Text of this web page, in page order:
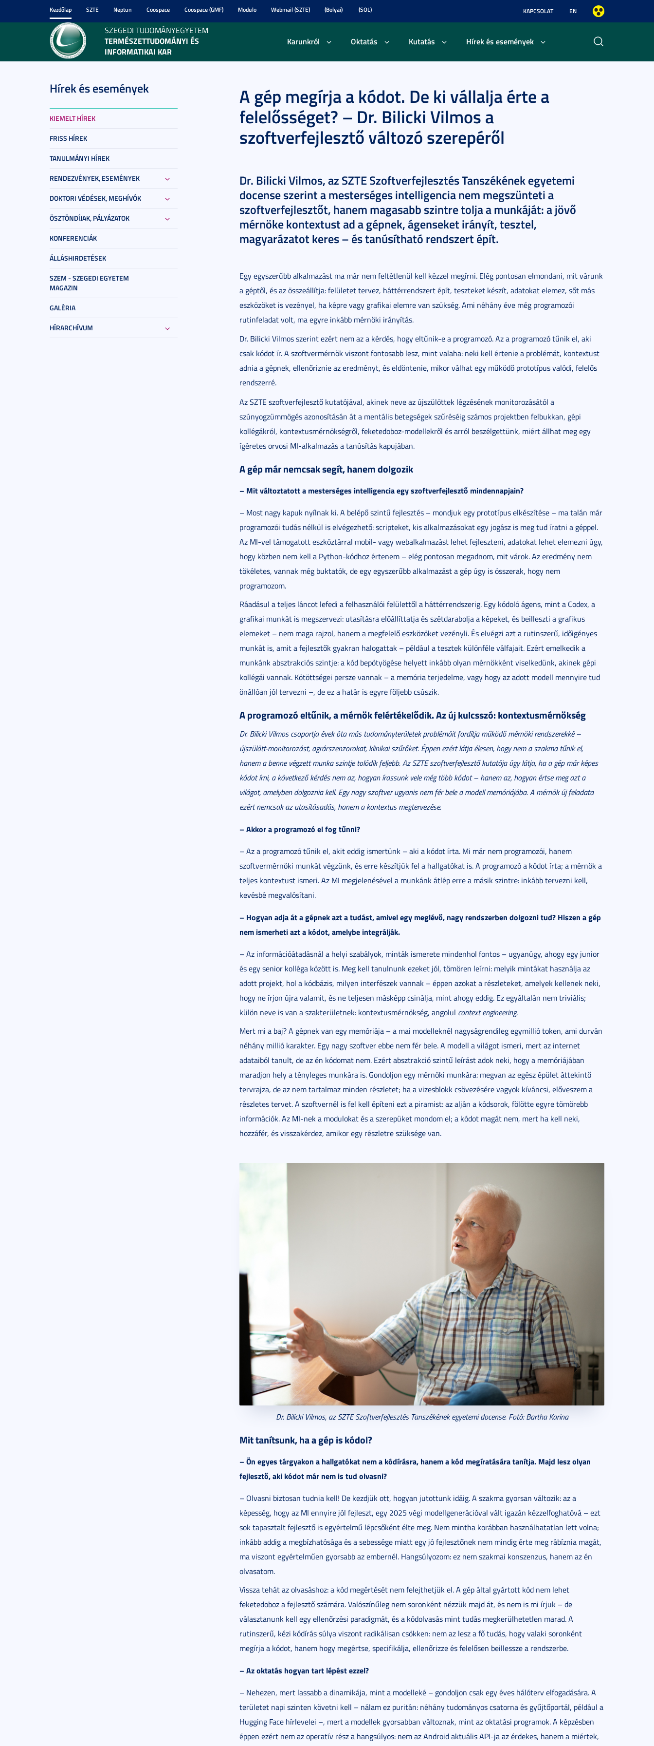
Kezdőlap SZTE Neptun Coospace Coospace (GMF) Modulo Webmail (SZTE) (Bolyai) (SOL) KAPCSOLAT EN
SZEGEDI TUDOMÁNYEGYETEM
TERMÉSZETTUDOMÁNYI ÉS
INFORMATIKAI KAR
Karunkról Oktatás Kutatás Hírek és események
Hírek és események
KIEMELT HÍREK
FRISS HÍREK
TANULMÁNYI HÍREK
RENDEZVÉNYEK, ESEMÉNYEK
DOKTORI VÉDÉSEK, MEGHÍVÓK
ÖSZTÖNDÍJAK, PÁLYÁZATOK
KONFERENCIÁK
ÁLLÁSHIRDETÉSEK
SZEM - SZEGEDI EGYETEM
MAGAZIN
GALÉRIA
HÍRARCHÍVUM
A gép megírja a kódot. De ki vállalja érte a
felelősséget? – Dr. Bilicki Vilmos a
szoftverfejlesztő változó szerepéről
Dr. Bilicki Vilmos, az SZTE Szoftverfejlesztés Tanszékének egyetemi
docense szerint a mesterséges intelligencia nem megszünteti a
szoftverfejlesztőt, hanem magasabb szintre tolja a munkáját: a jövő
mérnöke kontextust ad a gépnek, ágenseket irányít, tesztel,
magyarázatot keres – és tanúsítható rendszert épít.
Egy egyszerűbb alkalmazást ma már nem feltétlenül kell kézzel megírni. Elég pontosan elmondani, mit várunk
a géptől, és az összeállítja: felületet tervez, háttérrendszert épít, teszteket készít, adatokat elemez, sőt más
eszközöket is vezényel, ha képre vagy grafikai elemre van szükség. Ami néhány éve még programozói
rutinfeladat volt, ma egyre inkább mérnöki irányítás.
Dr. Bilicki Vilmos szerint ezért nem az a kérdés, hogy eltűnik-e a programozó. Az a programozó tűnik el, aki
csak kódot ír. A szoftvermérnök viszont fontosabb lesz, mint valaha: neki kell értenie a problémát, kontextust
adnia a gépnek, ellenőriznie az eredményt, és eldöntenie, mikor válhat egy működő prototípus valódi, felelős
rendszerré.
Az SZTE szoftverfejlesztő kutatójával, akinek neve az újszülöttek légzésének monitorozásától a
szúnyogzümmögés azonosításán át a mentális betegségek szűréséig számos projektben felbukkan, gépi
kollégákról, kontextusmérnökségről, feketedoboz-modellekről és arról beszélgettünk, miért állhat meg egy
ígéretes orvosi MI-alkalmazás a tanúsítás kapujában.
A gép már nemcsak segít, hanem dolgozik
– Mit változtatott a mesterséges intelligencia egy szoftverfejlesztő mindennapjain?
– Most nagy kapuk nyílnak ki. A belépő szintű fejlesztés – mondjuk egy prototípus elkészítése – ma talán már
programozói tudás nélkül is elvégezhető: scripteket, kis alkalmazásokat egy jogász is meg tud íratni a géppel.
Az MI-vel támogatott eszköztárral mobil- vagy webalkalmazást lehet fejleszteni, adatokat lehet elemezni úgy,
hogy közben nem kell a Python-kódhoz értenem – elég pontosan megadnom, mit várok. Az eredmény nem
tökéletes, vannak még buktatók, de egy egyszerűbb alkalmazást a gép úgy is összerak, hogy nem
programozom.
Ráadásul a teljes láncot lefedi a felhasználói felülettől a háttérrendszerig. Egy kódoló ágens, mint a Codex, a
grafikai munkát is megszervezi: utasításra előállíttatja és szétdarabolja a képeket, és beilleszti a grafikus
elemeket – nem maga rajzol, hanem a megfelelő eszközöket vezényli. És elvégzi azt a rutinszerű, időigényes
munkát is, amit a fejlesztők gyakran halogattak – például a tesztek különféle válfajait. Ezért emelkedik a
munkánk absztrakciós szintje: a kód bepötyögése helyett inkább olyan mérnökként viselkedünk, akinek gépi
kollégái vannak. Kötöttségei persze vannak – a memória terjedelme, vagy hogy az adott modell mennyire tud
önállóan jól tervezni –, de ez a határ is egyre följebb csúszik.
A programozó eltűnik, a mérnök felértékelődik. Az új kulcsszó: kontextusmérnökség
Dr. Bilicki Vilmos csoportja évek óta más tudományterületek problémáit fordítja működő mérnöki rendszerekké –
újszülött-monitorozást, agrárszenzorokat, klinikai szűrőket. Éppen ezért látja élesen, hogy nem a szakma tűnik el,
hanem a benne végzett munka szintje tolódik feljebb.Az SZTE szoftverfejlesztő kutatója úgy látja, ha a gép már képes
kódot írni, a következő kérdés nem az, hogyan írassunk vele még több kódot – hanem az, hogyan értse meg azt a
világot, amelyben dolgoznia kell. Egy nagy szoftver ugyanis nem fér bele a modell memóriájába. A mérnök új feladata
ezért nemcsak az utasításadás, hanem a kontextus megtervezése.
– Akkor a programozó el fog tűnni?
– Az a programozó tűnik el, akit eddig ismertünk – aki a kódot írta. Mi már nem programozói, hanem
szoftvermérnöki munkát végzünk, és erre készítjük fel a hallgatókat is. A programozó a kódot írta; a mérnök a
teljes kontextust ismeri. Az MI megjelenésével a munkánk átlép erre a másik szintre: inkább tervezni kell,
kevésbé megvalósítani.
– Hogyan adja át a gépnek azt a tudást, amivel egy meglévő, nagy rendszerben dolgozni tud? Hiszen a gép
nem ismerheti azt a kódot, amelybe integrálják.
– Az információátadásnál a helyi szabályok, minták ismerete mindenhol fontos – ugyanúgy, ahogy egy junior
és egy senior kolléga között is. Meg kell tanulnunk ezeket jól, tömören leírni: melyik mintákat használja az
adott projekt, hol a kódbázis, milyen interfészek vannak – éppen azokat a részleteket, amelyek kellenek neki,
hogy ne írjon újra valamit, és ne teljesen másképp csinálja, mint ahogy eddig. Ez egyáltalán nem triviális;
külön neve is van a szakterületnek: kontextusmérnökség, angolul context engineering.
Mert mi a baj? A gépnek van egy memóriája – a mai modelleknél nagyságrendileg egymillió token, ami durván
néhány millió karakter. Egy nagy szoftver ebbe nem fér bele. A modell a világot ismeri, mert az internet
adataiból tanult, de az én kódomat nem. Ezért absztrakció szintű leírást adok neki, hogy a memóriájában
maradjon hely a tényleges munkára is. Gondoljon egy mérnöki munkára: megvan az egész épület áttekintő
tervrajza, de az nem tartalmaz minden részletet; ha a vizesblokk csövezésére vagyok kíváncsi, előveszem a
részletes tervet. A szoftvernél is fel kell építeni ezt a piramist: az alján a kódsorok, fölötte egyre tömörebb
információk. Az MI-nek a modulokat és a szerepüket mondom el; a kódot magát nem, mert ha kell neki,
hozzáfér, és visszakérdez, amikor egy részletre szüksége van.
Dr. Bilicki Vilmos, az SZTE Szoftverfejlesztés Tanszékének egyetemi docense. Fotó: Bartha Karina
Mit tanítsunk, ha a gép is kódol?
– Ön egyes tárgyakon a hallgatókat nem a kódírásra, hanem a kód megíratására tanítja. Majd lesz olyan
fejlesztő, aki kódot már nem is tud olvasni?
– Olvasni biztosan tudnia kell! De kezdjük ott, hogyan jutottunk idáig. A szakma gyorsan változik: az a
képesség, hogy az MI ennyire jól fejleszt, egy 2025 végi modellgenerációval vált igazán kézzelfoghatóvá – ezt
sok tapasztalt fejlesztő is egyértelmű lépcsőként élte meg. Nem mintha korábban használhatatlan lett volna;
inkább addig a megbízhatósága és a sebessége miatt egy jó fejlesztőnek nem mindig érte meg rábíznia magát,
ma viszont egyértelműen gyorsabb az embernél. Hangsúlyozom: ez nem szakmai konszenzus, hanem az én
olvasatom.
Vissza tehát az olvasáshoz: a kód megértését nem felejthetjük el. A gép által gyártott kód nem lehet
feketedoboz a fejlesztő számára. Valószínűleg nem soronként nézzük majd át, és nem is mi írjuk – de
választanunk kell egy ellenőrzési paradigmát, és a kódolvasás mint tudás megkerülhetetlen marad. A
rutinszerű, kézi kódírás súlya viszont radikálisan csökken: nem az lesz a fő tudás, hogy valaki soronként
megírja a kódot, hanem hogy megértse, specifikálja, ellenőrizze és felelősen beillessze a rendszerbe.
– Az oktatás hogyan tart lépést ezzel?
– Nehezen, mert lassabb a dinamikája, mint a modelleké – gondoljon csak egy éves hálóterv elfogadására. A
területet napi szinten követni kell – nálam ez puritán: néhány tudományos csatorna és gyűjtőportál, például a
Hugging Face hírlevelei –, mert a modellek gyorsabban változnak, mint az oktatási programok. A képzésben
éppen ezért nem az operatív rész a hangsúlyos: nem az Android aktuális API-ja az érdekes, hanem a miértek,